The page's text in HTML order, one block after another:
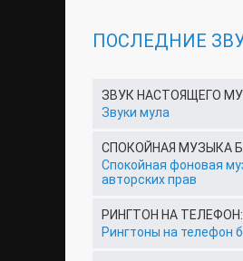
ПОСЛЕДНИЕ
ЗВУК НАСТОЯЩЕГО
Звуки мула
СПОКОЙНАЯ МУЗЫКА
Спокойная фоновая
авторских прав
РИНГТОН НА ТЕЛЕФОН:
Рингтоны на телефон